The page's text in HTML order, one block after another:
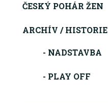
ČESKÝ POHÁR ŽEN
ARCHÍV / HISTORIE
- NADSTAVBA
- PLAY OFF